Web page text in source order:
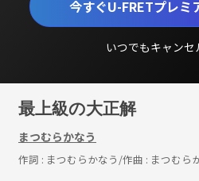
今すぐU-FRETプレミ
いつでもキャンセ
最上級の大正解
まつむらかなう
作詞 : まつむらかなう /作曲 : まつむら